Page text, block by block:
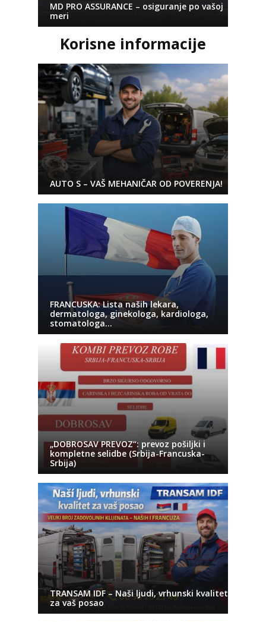
MD PRO ASSURANCE – osiguranje po vašoj
meri
Korisne informacije
AUTO S – VAŠ MEHANIČAR OD POVERENJA!
FRANCUSKA: Lista naših lekara,
dermatologa, ginekologa, kardiologa,
stomatologa…
„DOBROSAV PREVOZ“: prevoz pošiljki i
kompletne selidbe (Srbija-Francuska-
Srbija)
TRANSAM IDF – Naši ljudi, vrhunski kvalitet
za vaš posao